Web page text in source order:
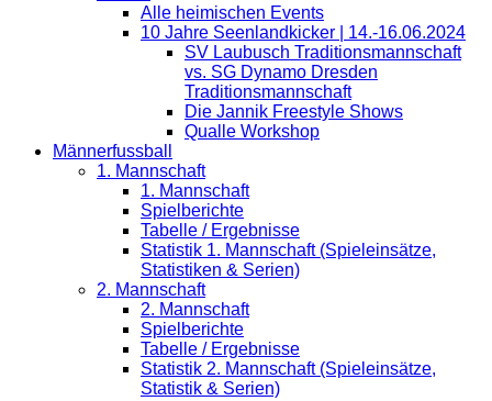
Alle heimischen Events
10 Jahre Seenlandkicker | 14.-16.06.2024
SV Laubusch Traditionsmannschaft
vs. SG Dynamo Dresden
Traditionsmannschaft
Die Jannik Freestyle Shows
Qualle Workshop
Männerfussball
1. Mannschaft
1. Mannschaft
Spielberichte
Tabelle / Ergebnisse
Statistik 1. Mannschaft (Spieleinsätze,
Statistiken & Serien)
2. Mannschaft
2. Mannschaft
Spielberichte
Tabelle / Ergebnisse
Statistik 2. Mannschaft (Spieleinsätze,
Statistik & Serien)